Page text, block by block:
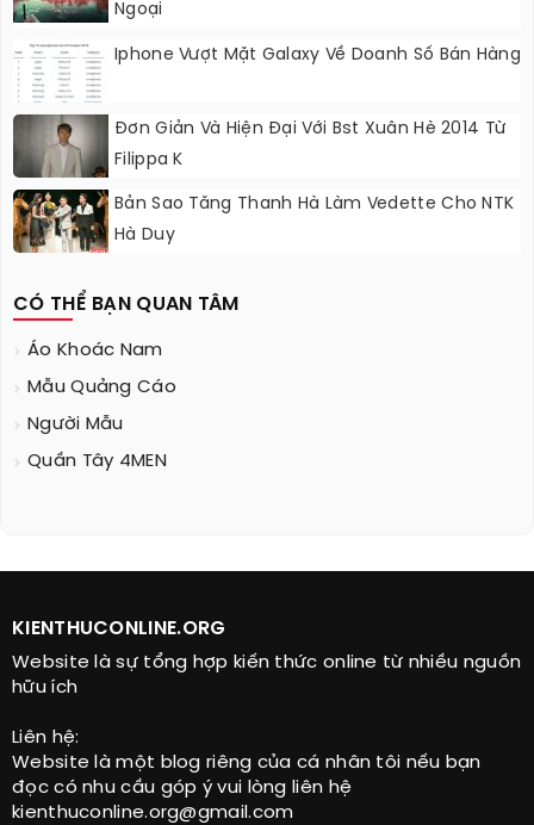
Ngoại
Iphone Vượt Mặt Galaxy Về Doanh Số Bán Hàng
Đơn Giản Và Hiện Đại Với Bst Xuân Hè 2014 Từ
Filippa K
Bản Sao Tăng Thanh Hà Làm Vedette Cho NTK
Hà Duy
CÓ THỂ BẠN QUAN TÂM
Áo Khoác Nam
Mẫu Quảng Cáo
Người Mẫu
Quần Tây 4MEN
KIENTHUCONLINE.ORG
Website là sự tổng hợp kiến thức online từ nhiều nguồn
hữu ích
Liên hệ:
Website là một blog riêng của cá nhân tôi nếu bạn
đọc có nhu cầu góp ý vui lòng liên hệ
kienthuconline.org@gmail.com